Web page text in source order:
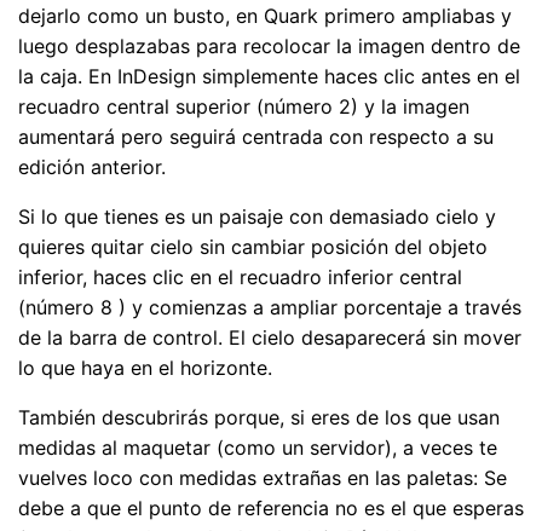
dejarlo como un busto, en Quark primero ampliabas y
luego desplazabas para recolocar la imagen dentro de
la caja. En InDesign simplemente haces clic antes en el
recuadro central superior (número 2) y la imagen
aumentará pero seguirá centrada con respecto a su
edición anterior.
Si lo que tienes es un paisaje con demasiado cielo y
quieres quitar cielo sin cambiar posición del objeto
inferior, haces clic en el recuadro inferior central
(número 8 ) y comienzas a ampliar porcentaje a través
de la barra de control. El cielo desaparecerá sin mover
lo que haya en el horizonte.
También descubrirás porque, si eres de los que usan
medidas al maquetar (como un servidor), a veces te
vuelves loco con medidas extrañas en las paletas: Se
debe a que el punto de referencia no es el que esperas